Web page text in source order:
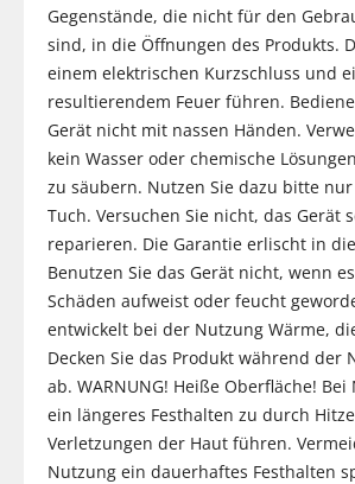
Gegenstände, die nicht für den
sind, in die Öffnungen des Produkts.
einem elektrischen Kurzschluss und
resultierendem Feuer führen.
Gerät nicht mit nassen Händen.
kein Wasser oder chemische
zu säubern. Nutzen Sie dazu bitte
Tuch. Versuchen Sie nicht, das Gerät
reparieren. Die Garantie erlischt in
Benutzen Sie das Gerät nicht, wenn
Schäden aufweist oder feucht
entwickelt bei der Nutzung Wärme,
Decken Sie das Produkt während der
ab. WARNUNG! Heiße Oberfläche!
ein längeres Festhalten zu durch
Verletzungen der Haut führen.
Nutzung ein dauerhaftes Festhalten